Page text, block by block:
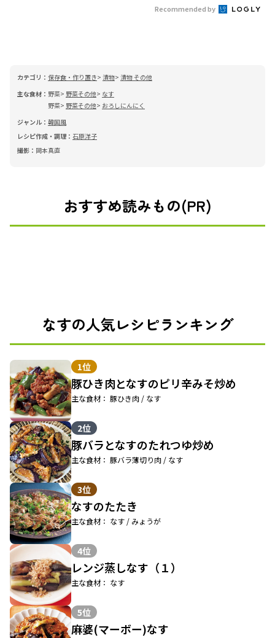
Recommended by
カテゴリ： 保存食・作り置き 漬物 漬物 その他
主な食材： 野菜 野菜その他
なす
野菜
野菜その他
おろしにんにく
ジャンル： 韓国風
レシピ作成・調理： 石原洋子
撮影： 岡本真直
おすすめ読みもの(PR)
なすの人気レシピランキング
1位
豚ひき肉となすのピリ辛みそ炒め
主な食材： 豚ひき肉 / なす
2位
豚バラとなすのたれつゆ炒め
主な食材： 豚バラ薄切り肉 / なす
3位
なすのたたき
主な食材： なす / みょうが
4位
レンジ蒸しなす（１）
主な食材： なす
5位
麻婆(マーボー)なす